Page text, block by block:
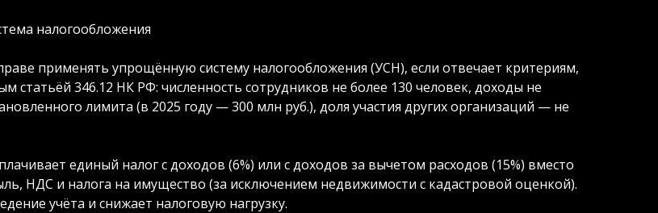
налогообложения
применять упрощённую систему налогообложения (УСН), если отвечает критериям,
статьёй 346.12 НК РФ: численность сотрудников не более 130 человек, доходы не
лимита (в 2025 году — 300 млн руб.), доля участия других организаций — не
единый налог с доходов (6%) или с доходов за вычетом расходов (15%) вместо
НДС и налога на имущество (за исключением недвижимости с кадастровой оценкой).
учёта и снижает налоговую нагрузку.